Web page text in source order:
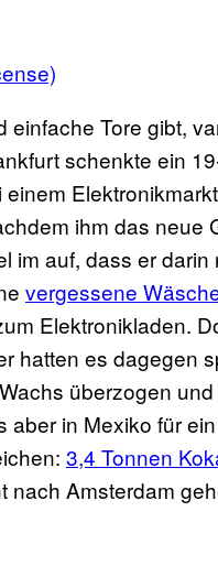
Tore gibt,
schenkte ein
ihm das neue
im auf, dass er
vergessene
Elektronikladen.
hatten es dagegen
überzogen und
in Mexiko für
3,4 Tonnen
nach Amsterdam